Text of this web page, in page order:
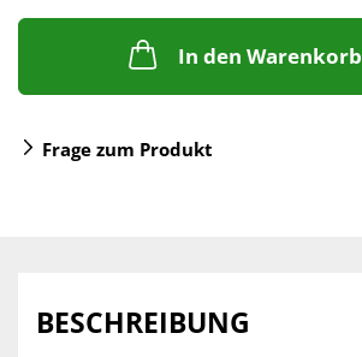
In den Warenkorb
Frage zum Produkt
BESCHREIBUNG